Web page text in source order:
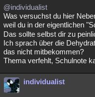
@individualist
Was versuchst du hier
weil du in der eigentlichen
Das sollte selbst dir zu
Ich sprach über die
das nicht mitbekommen?
Thema verfehlt, Schulnote
individualist